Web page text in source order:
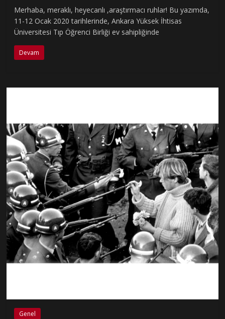
Merhaba, meraklı, heyecanlı ,araştırmacı ruhlar! Bu yazımda,
11-12 Ocak 2020 tarihlerinde, Ankara Yüksek İhtisas
Üniversitesi Tıp Öğrenci Birliği ev sahipliğinde
Devam
Genel